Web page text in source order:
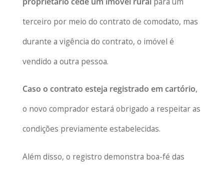
terceiro por meio do contrato de comodato, mas
durante a vigência do contrato, o imóvel é
vendido a outra pessoa.
Caso o contrato esteja registrado em cartório,
o novo comprador estará obrigado a respeitar as
condições previamente estabelecidas.
Além disso, o registro demonstra boa-fé das